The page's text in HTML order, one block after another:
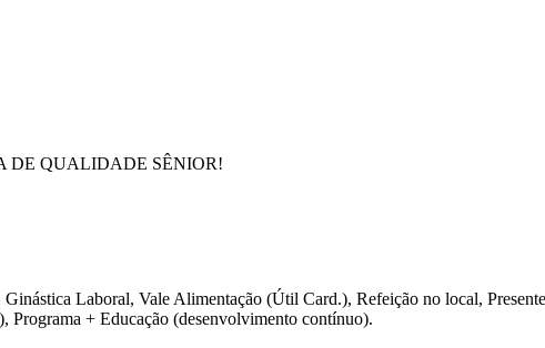
DE QUALIDADE SÊNIOR!
Laboral, Vale Alimentação (Útil Card.), Refeição no local,
Programa + Educação (desenvolvimento contínuo).